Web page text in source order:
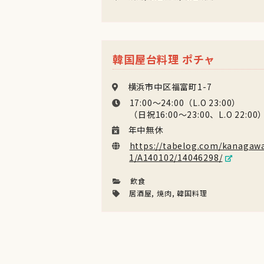
韓国屋台料理 ポチャ
横浜市中区福富町1-7
17:00〜24:00（L.O 23:00）
（日祝16:00〜23:00、L.O 22:00）
年中無休
https://tabelog.com/
1/A140102/14046298/
飲食
居酒屋,焼肉,韓国料理